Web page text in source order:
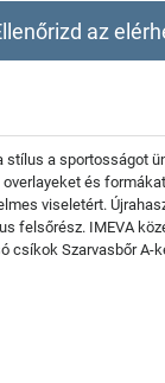
az
a
és
viseletért.
IMEVA
Szarvasbőr